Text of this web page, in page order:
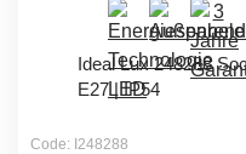
Ideal Lux 248288
E27 | IP54
Code: I248288